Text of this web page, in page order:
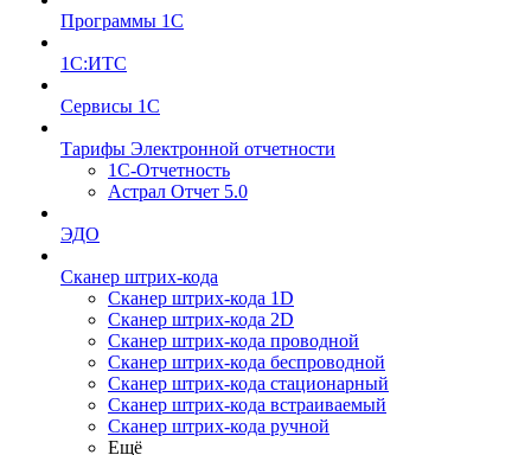
Программы 1С
1С:ИТС
Сервисы 1С
Тарифы Электронной отчетности
1С-Отчетность
Астрал Отчет 5.0
ЭДО
Сканер штрих-кода
Сканер штрих-кода 1D
Сканер штрих-кода 2D
Сканер штрих-кода проводной
Сканер штрих-кода беспроводной
Сканер штрих-кода стационарный
Сканер штрих-кода встраиваемый
Сканер штрих-кода ручной
Ещё